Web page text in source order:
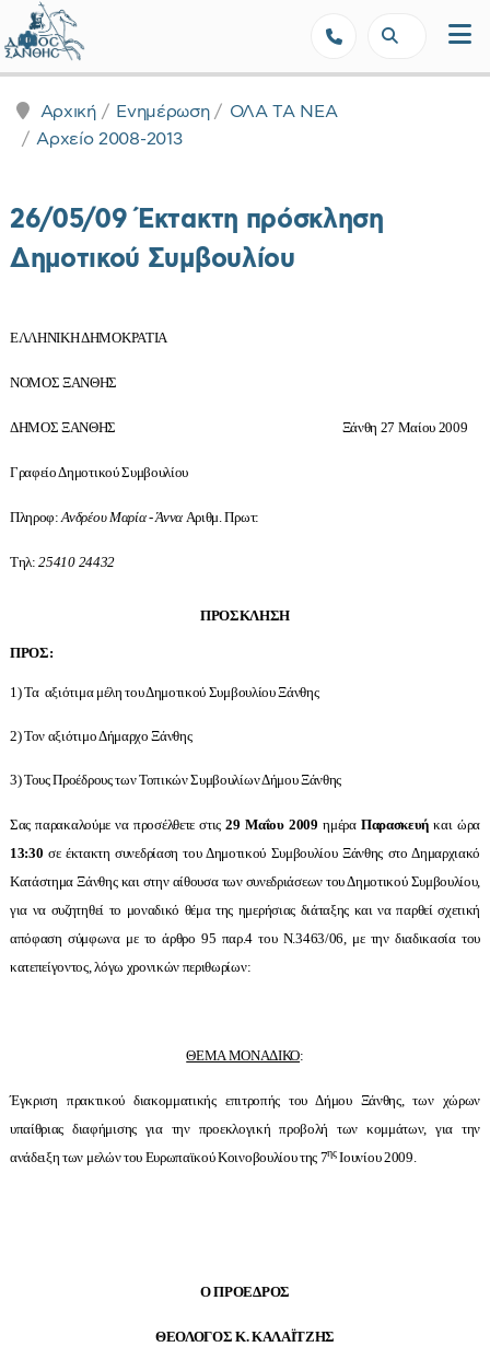
Αρχική Ενημέρωση
ΟΛΑ ΤΑ ΝΕΑ
Αρχείο 2008-2013
26/05/09 Έκτακτη πρόσκληση
Δημοτικού Συμβουλίου
ΕΛΛΗΝΙΚΗ ΔΗΜΟΚΡΑΤΙΑ
ΝΟΜΟΣ ΞΑΝΘΗΣ
ΔΗΜΟΣ ΞΑΝΘΗΣ Ξάνθη 27 Μαίου 2009
Γραφείο Δημοτικού Συμβουλίου
Πληροφ:Ανδρέου Μαρία - Άννα Αριθμ. Πρωτ:
Τηλ: 25410 24432
ΠΡΟΣΚΛΗΣΗ
ΠΡΟΣ:
1) Τα αξιότιμα μέλη του Δημοτικού Συμβουλίου Ξάνθης
2) Τον αξιότιμο Δήμαρχο Ξάνθης
3) Τους Προέδρους των Τοπικών Συμβουλίων Δήμου Ξάνθης
Σας παρακαλούμε να προσέλθετε στις29 Μαΐου 2009 ημέρα Παρασκευή και ώρα
13:30 σε έκτακτη συνεδρίαση του Δημοτικού Συμβουλίου Ξάνθης στο Δημαρχιακό
Κατάστημα Ξάνθης και στην αίθουσα των συνεδριάσεων του Δημοτικού Συμβουλίου,
για να συζητηθεί το μοναδικό θέμα της ημερήσιας διάταξης και να παρθεί σχετική
απόφαση σύμφωνα με το άρθρο 95 παρ.4 του Ν.3463/06, με την διαδικασία του
κατεπείγοντος, λόγω χρονικών περιθωρίων:
ΘΕΜΑ ΜΟΝΑΔΙΚΟ:
Έγκριση πρακτικού διακομματικής επιτροπής του Δήμου Ξάνθης, των χώρων
υπαίθριας διαφήμισης για την προεκλογική προβολή των κομμάτων, για την
ανάδειξη των μελών του Ευρωπαϊκού Κοινοβουλίου της 7ηςΙουνίου 2009.
Ο ΠΡΟΕΔΡΟΣ
ΘΕΟΛΟΓΟΣ Κ. ΚΑΛΑΪΤΖΗΣ